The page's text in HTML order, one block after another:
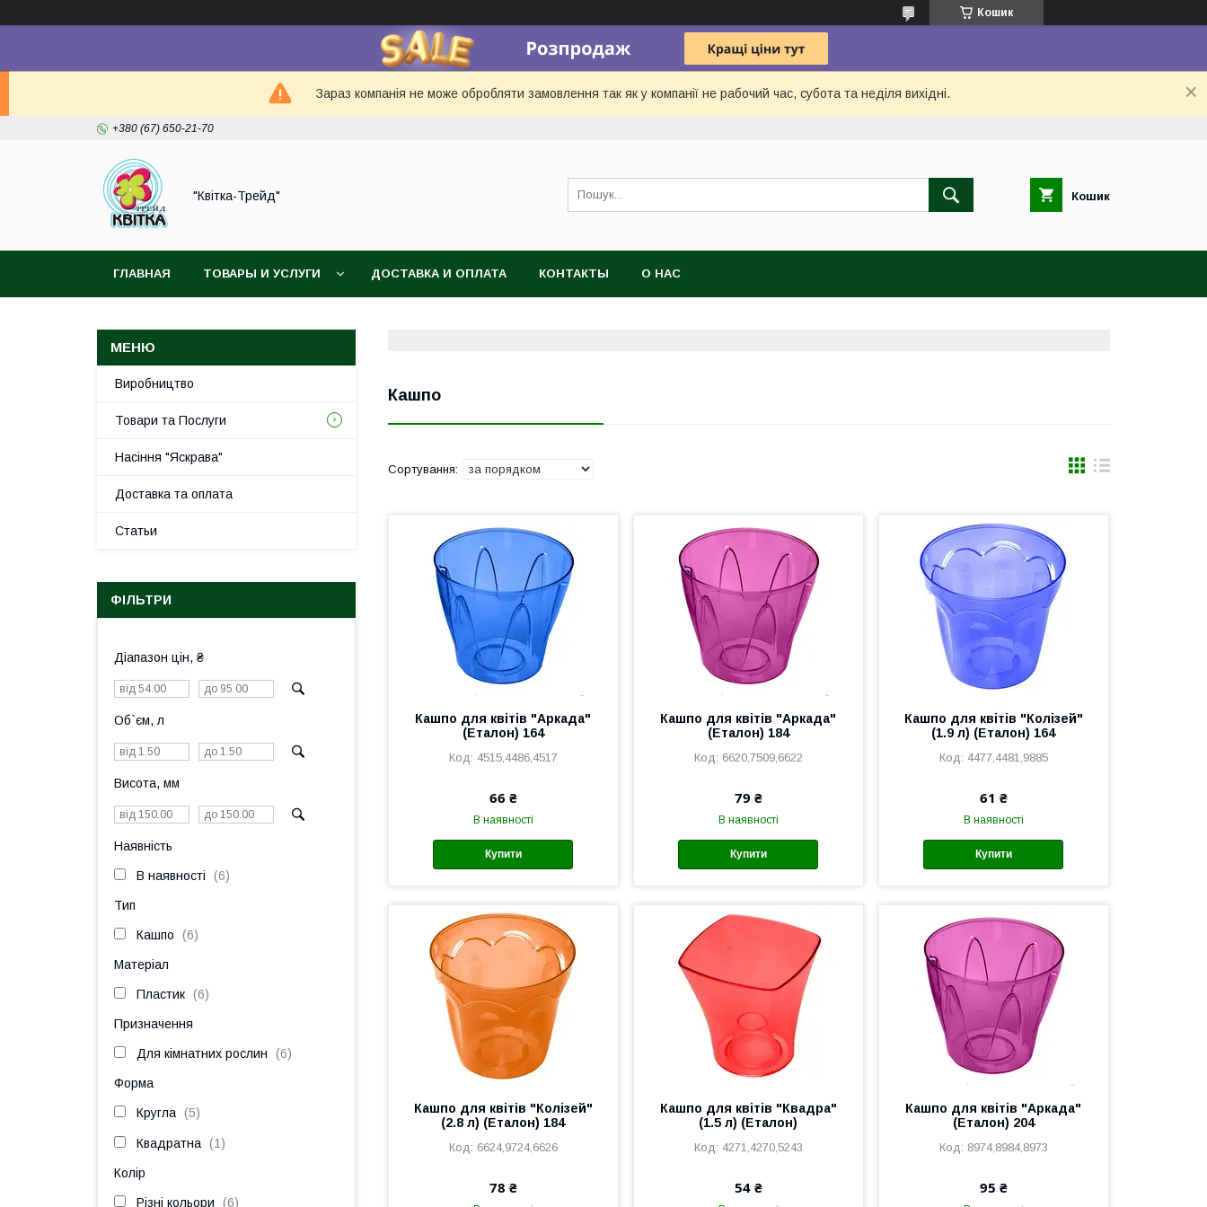
Кошик
Зараз компанія не може обробляти замовлення так як у компанії не рабочий час, субота та неділя вихідні.
+380 (67) 650-21-70
"Квітка-Трейд" Кошик
ГЛАВНАЯ ТОВАРЫ И УСЛУГИ ДОСТАВКА И ОПЛАТА КОНТАКТЫ О НАС
Кашпо
Кашпо для квітів "Аркада"
(Еталон) 164
4515,4486,4517
66 ₴
В наявності
Купити
Кашпо для квітів "Аркада"
(Еталон) 184
6620,7509,6622
79 ₴
В наявності
Купити
Кашпо для квітів "Колізей"
(1.9 л) (Еталон) 164
4477,4481,9885
61 ₴
В наявності
Купити
Кашпо для квітів "Колізей"
(2.8 л) (Еталон) 184
6624,9724,6626
78 ₴
Кашпо для квітів "Квадра"
(1.5 л) (Еталон)
4271,4270,5243
54 ₴
Кашпо для квітів "Аркада"
(Еталон) 204
8974,8984,8973
95 ₴
Виробництво
Товари та Послуги
Насіння "Яскрава"
Доставка та оплата
Статьи
ФІЛЬТРИ
Діапазон цін, ₴
Об`єм, л
Висота, мм
Наявність
В наявності 6
Тип
Кашпо 6
Матеріал
Пластик 6
Призначення
Для кімнатних рослин 6
Форма
Кругла 5
Квадратна 1
Колір
Різні кольори 6